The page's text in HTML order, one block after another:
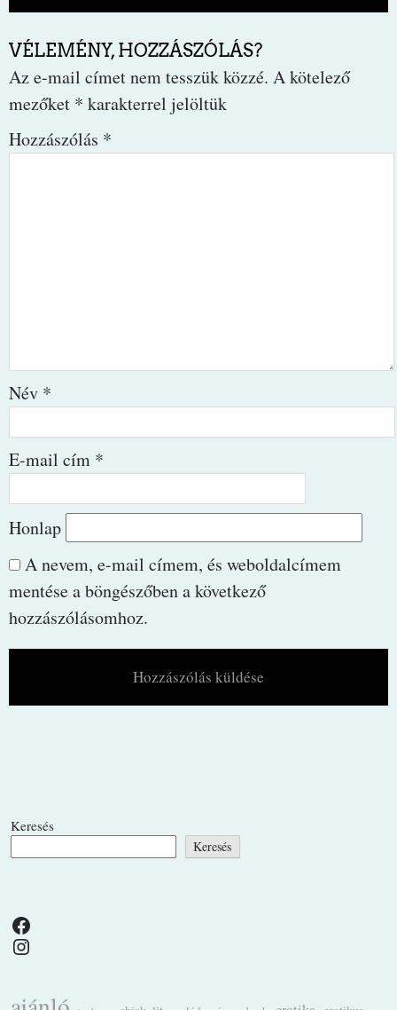
VÉLEMÉNY, HOZZÁSZÓLÁS?
Az e-mail címet nem tesszük közzé. A kötelező
mezőket * karakterrel jelöltük
Hozzászólás *
Név *
E-mail cím *
Honlap
A nevem, e-mail címem, és weboldalcímem
mentése a böngészőben a következő
hozzászólásomhoz.
Keresés
Keresés
Facebook
Instagram